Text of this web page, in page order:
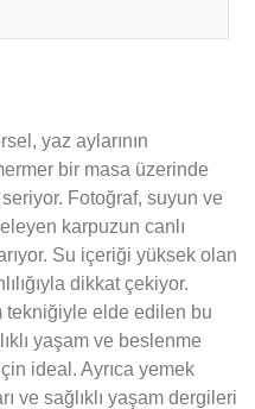
yaz aylarının
bir masa üzerinde
Fotoğraf, suyun ve
karpuzun canlı
Su içeriği yüksek olan
dikkat çekiyor.
tekniğiyle elde edilen bu
yaşam ve beslenme
ideal. Ayrıca yemek
ve sağlıklı yaşam dergileri